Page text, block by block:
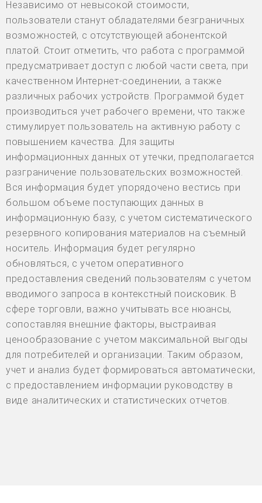
Независимо от невысокой стоимости,
пользователи станут обладателями безграничных
возможностей, с отсутствующей абонентской
платой. Стоит отметить, что работа с программой
предусматривает доступ с любой части света, при
качественном Интернет-соединении, а также
различных рабочих устройств. Программой будет
производиться учет рабочего времени, что также
стимулирует пользователь на активную работу с
повышением качества. Для защиты
информационных данных от утечки, предполагается
разграничение пользовательских возможностей.
Вся информация будет упорядочено вестись при
большом объеме поступающих данных в
информационную базу, с учетом систематического
резервного копирования материалов на съемный
носитель. Информация будет регулярно
обновляться, с учетом оперативного
предоставления сведений пользователям с учетом
вводимого запроса в контекстный поисковик. В
сфере торговли, важно учитывать все нюансы,
сопоставляя внешние факторы, выстраивая
ценообразование с учетом максимальной выгоды
для потребителей и организации. Таким образом,
учет и анализ будет формироваться автоматически,
с предоставлением информации руководству в
виде аналитических и статистических отчетов.